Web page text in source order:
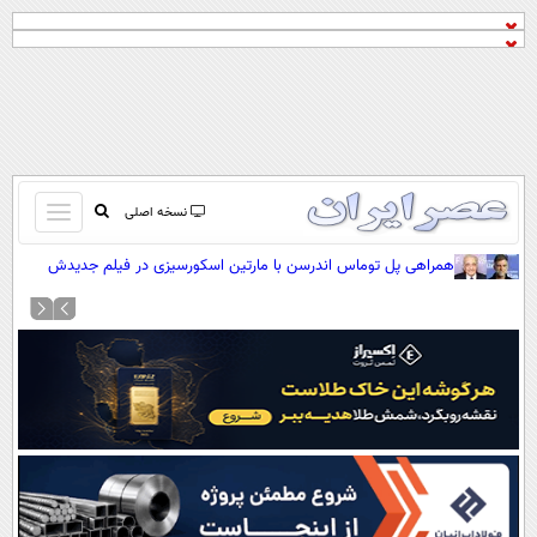
نسخه اصلی
باز
و
بسته
کردن
صفحه اول
آرشیو
نظرسنجی
آب و هوا
اوقات شرعی
سواد زندگی
همراهی پل توماس اندرسن با مارتین اسکورسیزی در فیلم جدیدش